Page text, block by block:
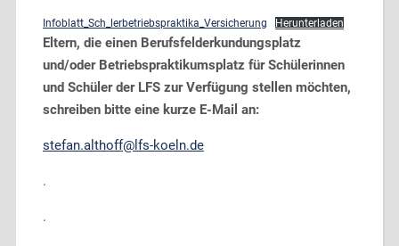
Infoblatt_Sch_lerbetriebspraktika_Versicherung Herunterladen
Eltern, die einen Berufsfelderkundungsplatz
und/oder Betriebspraktikumsplatz für Schülerinnen
und Schüler der LFS zur Verfügung stellen möchten,
schreiben bitte eine kurze E-Mail an:
stefan.althoff@lfs-koeln.de
.
.